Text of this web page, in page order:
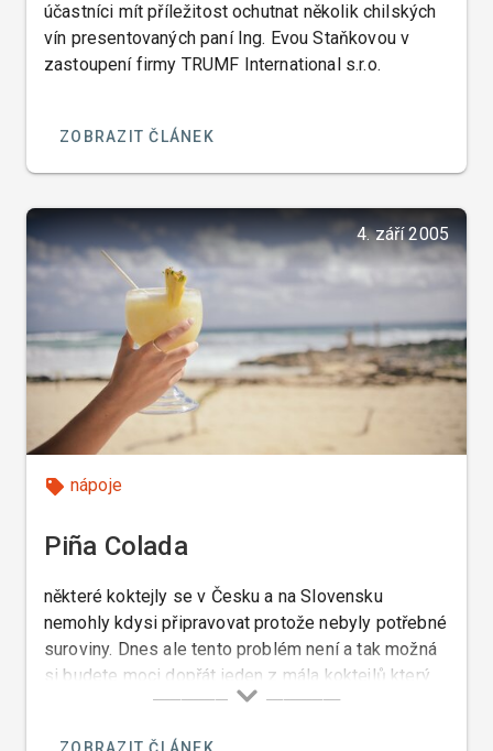
účastníci mít příležitost ochutnat několik chilských
vín presentovaných paní Ing. Evou Staňkovou v
zastoupení firmy TRUMF International s.r.o.
ZOBRAZIT ČLÁNEK
4. září 2005
nápoje
Piña Colada
některé koktejly se v Česku a na Slovensku
nemohly kdysi připravovat protože nebyly potřebné
suroviny. Dnes ale tento problém není a tak možná
si budete moci dopřát jeden z mála koktejlů který
chutná i mně a to je Piña Colada.
ZOBRAZIT ČLÁNEK